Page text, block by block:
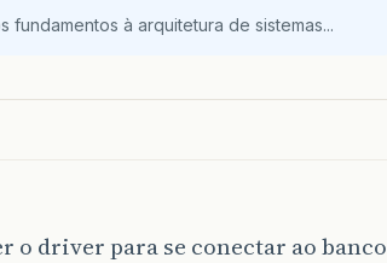
à arquitetura de sistemas...
o driver para se conectar ao banco